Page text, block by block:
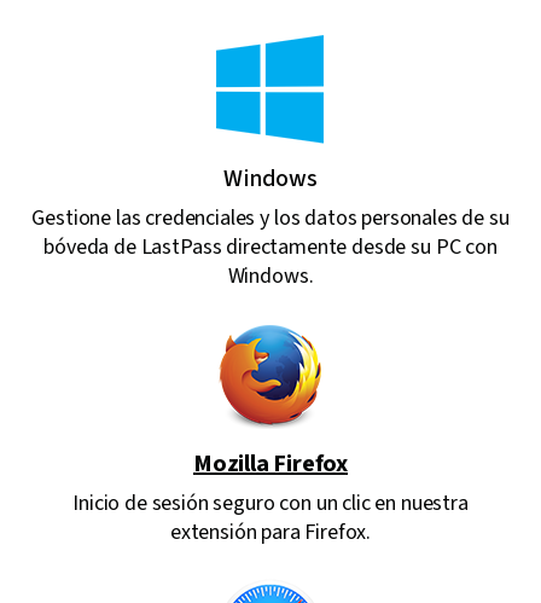
Windows
Gestione las credenciales y los datos personales de su
bóveda de LastPass directamente desde su PC con
Windows.
Mozilla Firefox
Inicio de sesión seguro con un clic en nuestra
extensión para Firefox.